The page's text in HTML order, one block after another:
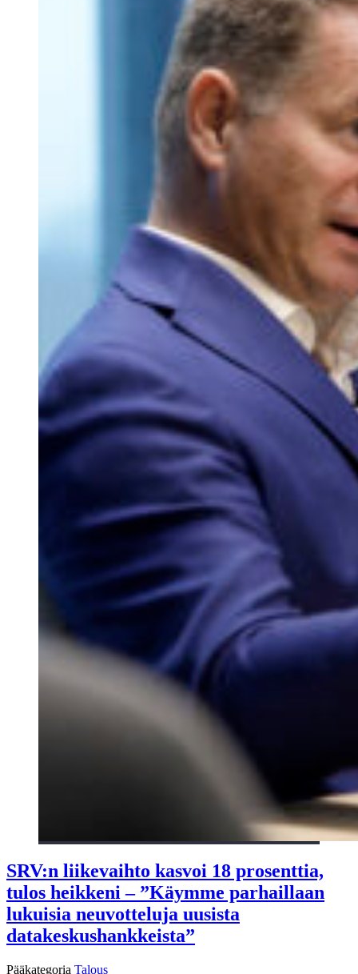
SRV:n liikevaihto kasvoi 18 prosenttia,
tulos heikkeni – ”Käymme parhaillaan
lukuisia neuvotteluja uusista
datakeskushankkeista”
Pääkategoria Talous